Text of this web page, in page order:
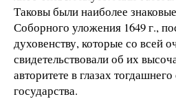
Таковы были наиболее
Соборного уложения 1649 г.,
духовенству, которые со всей
свидетельствовали об их
авторитете в глазах
государства.